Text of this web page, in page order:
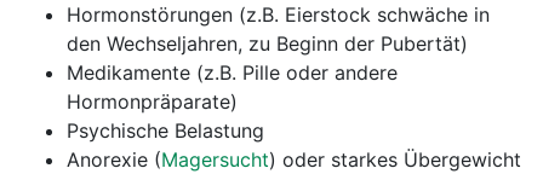
Hormonstörungen (z.B. Eierstock schwäche in
den Wechseljahren, zu Beginn der Pubertät)
Medikamente (z.B. Pille oder andere
Hormonpräparate)
Psychische Belastung
Anorexie (Magersucht) oder starkes Übergewicht